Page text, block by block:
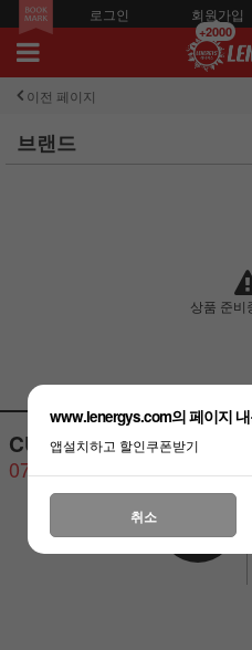
로그인 회원가입
+2000
이전 페이지
브랜드
상품 준비
CUSTOMER CENTER
070-4446-2823
연결하기
www.lenergys.com의 페이지
앱설치하고 할인쿠폰받기
취소